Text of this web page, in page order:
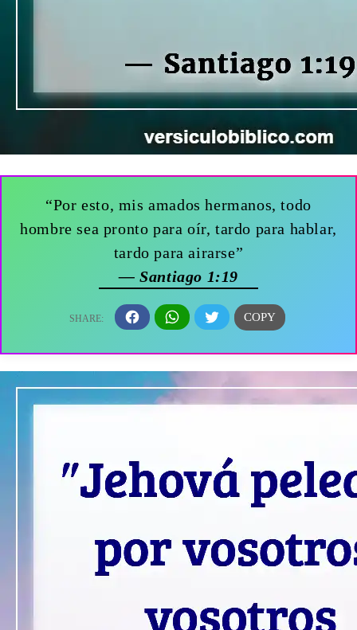
“Por esto, mis amados hermanos, todo
hombre sea pronto para oír, tardo para hablar,
tardo para airarse”
— Santiago 1:19